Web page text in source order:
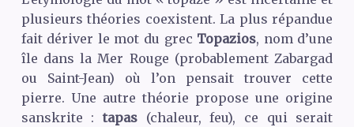
plusieurs théories coexistent. La plus répandue
fait dériver le mot du grec Topazios, nom d’une
île dans la Mer Rouge (probablement Zabargad
ou Saint-Jean) où l’on pensait trouver cette
pierre. Une autre théorie propose une origine
sanskrite :tapas (chaleur, feu), ce qui serait